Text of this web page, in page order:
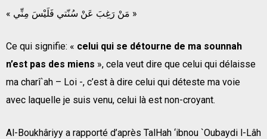
« مَنْ رَغِبَ عَنْ سُنّتي فَلَيْسَ مِنِّي »
Ce qui signifie: « celui qui se détourne de ma sounnah
n’est pas des miens », cela veut dire que celui qui délaisse
ma charî`ah – Loi -, c’est à dire celui qui déteste ma voie
avec laquelle je suis venu, celui là est non-croyant.
Al-Boukhâriyy a rapporté d’après TalHah ‘ibnou `Oubaydi l-Lâh